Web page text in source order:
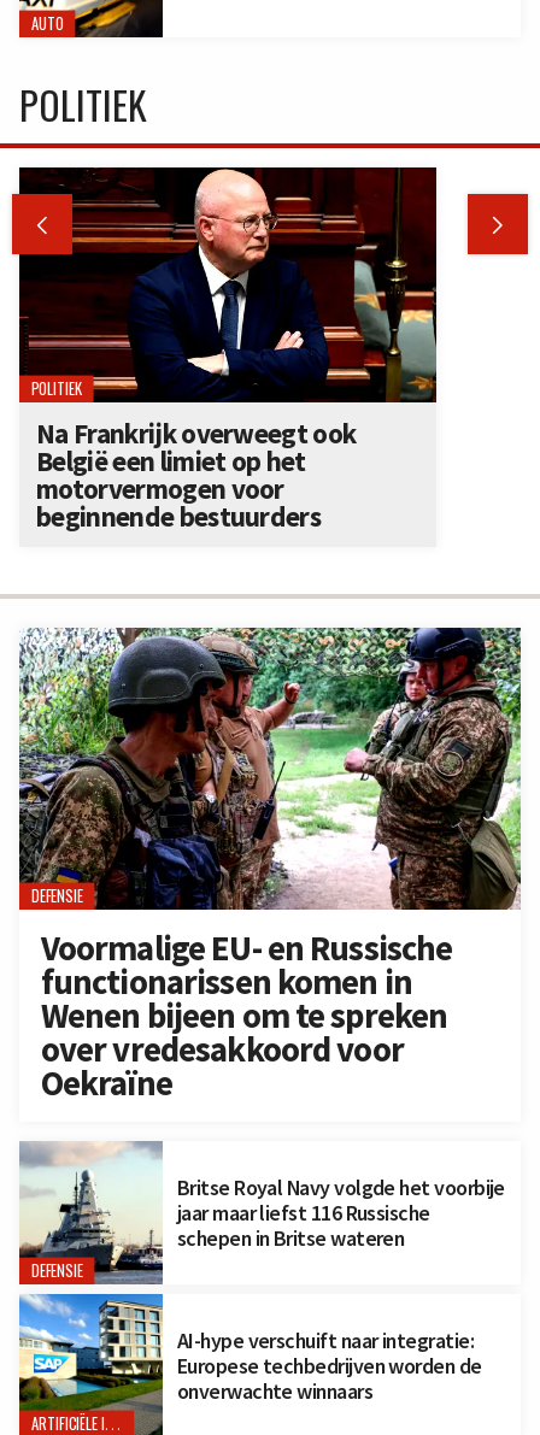
AUTO
DEFENSIE
Voormalige EU- en Russische
functionarissen komen in
Wenen bijeen om te spreken
over vredesakkoord voor
Oekraïne
DEFENSIE
Britse Royal Navy volgde het voorbije
jaar maar liefst 116 Russische
schepen in Britse wateren
ARTIFICIËLE INTELLIGENTIE
AI-hype verschuift naar integratie:
Europese techbedrijven worden de
onverwachte winnaars
POLITIEK
 
POLITIEK
Na Frankrijk overweegt ook
België een limiet op het
motorvermogen voor
beginnende bestuurders